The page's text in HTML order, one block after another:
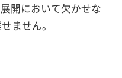
開において欠かせな
ません。